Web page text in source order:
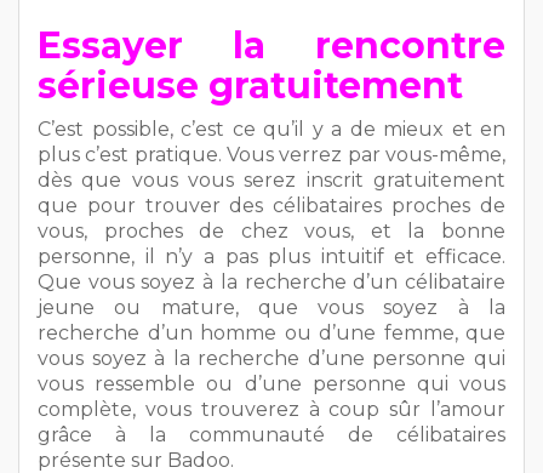
Essayer la rencontre
sérieuse gratuitement
C’est possible, c’est ce qu’il y a de mieux et en
plus c’est pratique. Vous verrez par vous-même,
dès que vous vous serez inscrit gratuitement
que pour trouver des célibataires proches de
vous, proches de chez vous, et la bonne
personne, il n’y a pas plus intuitif et efficace.
Que vous soyez à la recherche d’un célibataire
jeune ou mature, que vous soyez à la
recherche d’un homme ou d’une femme, que
vous soyez à la recherche d’une personne qui
vous ressemble ou d’une personne qui vous
complète, vous trouverez à coup sûr l’amour
grâce à la communauté de célibataires
présente sur Badoo.